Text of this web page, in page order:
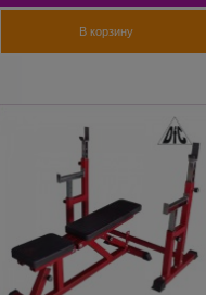
В корзину